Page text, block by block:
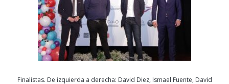
Finalistas. De izquierda a derecha: David Diez, Ismael Fuente, David